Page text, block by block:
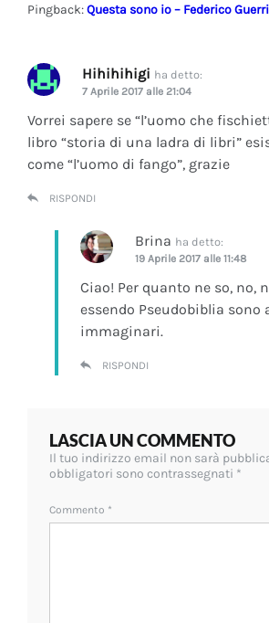
Pingback:Questa sono io – Federico Guerri
Hihihihigi ha detto:
7 Aprile 2017 alle 21:04
Vorrei sapere se “l’uomo che
libro “storia di una ladra di libri”
come “l’uomo di fango”, grazie
RISPONDI
Brina ha detto:
19 Aprile 2017 alle 11:48
Ciao! Per quanto ne so, no,
essendo Pseudobiblia sono
immaginari.
RISPONDI
LASCIA UN COMMENTO
Il tuo indirizzo email non sarà
obbligatori sono contrassegnati *
Commento *